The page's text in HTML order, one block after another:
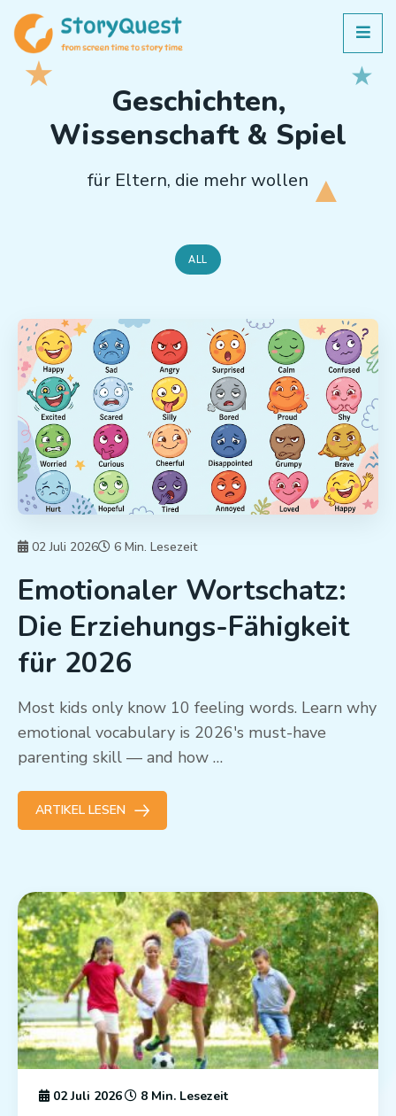
Geschichten,
Wissenschaft & Spiel
für Eltern, die mehr wollen
ALL
02 Juli 2026 6 Min. Lesezeit
Emotionaler Wortschatz:
Die Erziehungs-Fähigkeit
für 2026
Most kids only know 10 feeling words. Learn why
emotional vocabulary is 2026's must-have
parenting skill — and how …
ARTIKEL LESEN
02 Juli 2026 8 Min. Lesezeit